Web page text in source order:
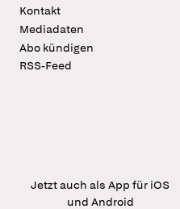
Kontakt
Mediadaten
Abo kündigen
RSS-Feed
Jetzt auch als App für iOS
und Android